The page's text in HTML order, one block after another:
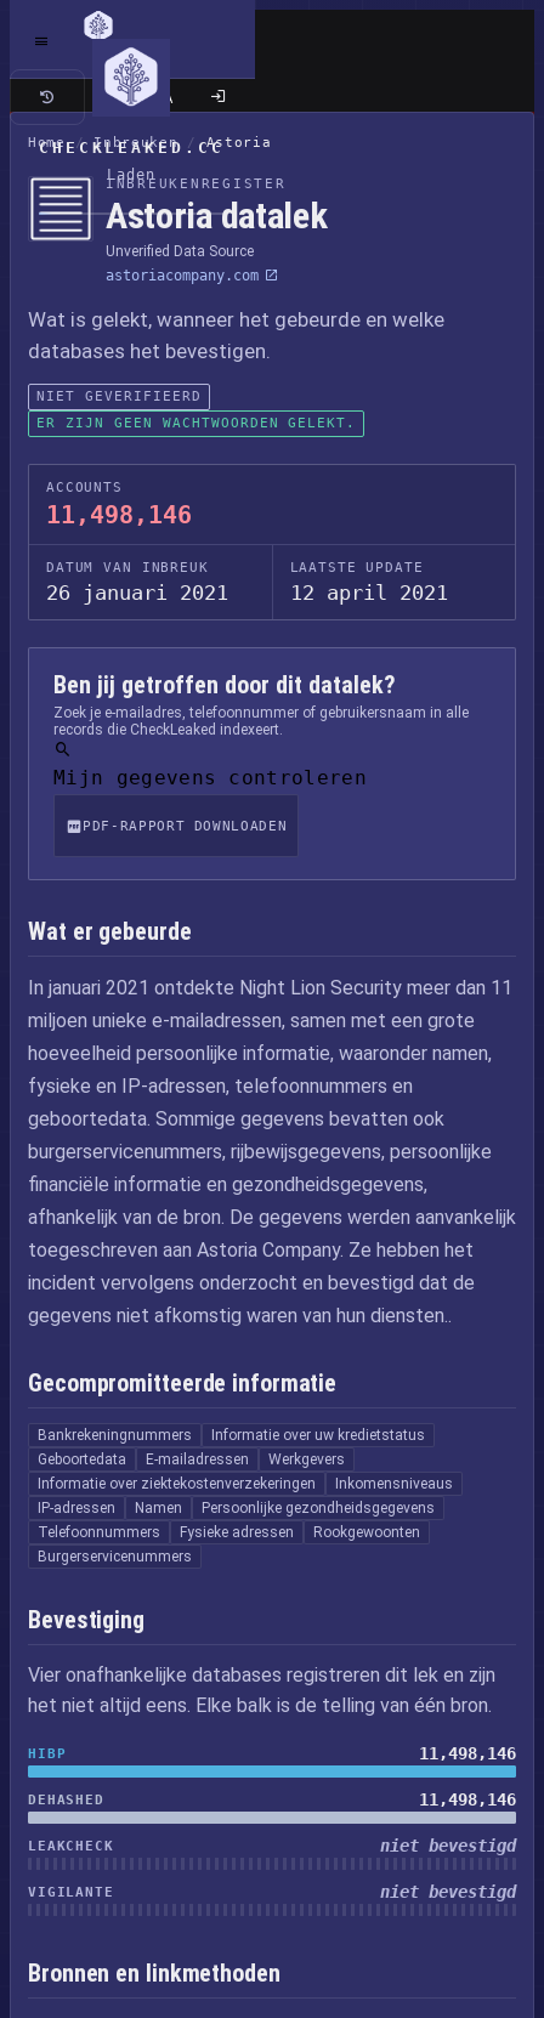
CHECKLEAKED.CC
Laden
Klassieke site
Home / Inbreuken / Astoria
INBREUKENREGISTER
Astoria datalek
Unverified Data Source
astoriacompany.com
Wat is gelekt, wanneer het gebeurde en welke
databases het bevestigen.
NIET GEVERIFIEERD
ER ZIJN GEEN WACHTWOORDEN GELEKT.
ACCOUNTS
11,498,146
DATUM VAN INBREUK
26 januari 2021
LAATSTE UPDATE
12 april 2021
Ben jij getroffen door dit datalek?
Zoek je e-mailadres, telefoonnummer of gebruikersnaam in alle
records die CheckLeaked indexeert.
Mijn gegevens controleren
PDF-RAPPORT DOWNLOADEN
Wat er gebeurde
In januari 2021 ontdekte Night Lion Security meer dan 11
miljoen unieke e-mailadressen, samen met een grote
hoeveelheid persoonlijke informatie, waaronder namen,
fysieke en IP-adressen, telefoonnummers en
geboortedata. Sommige gegevens bevatten ook
burgerservicenummers, rijbewijsgegevens, persoonlijke
financiële informatie en gezondheidsgegevens,
afhankelijk van de bron. De gegevens werden aanvankelijk
toegeschreven aan Astoria Company. Ze hebben het
incident vervolgens onderzocht en bevestigd dat de
gegevens niet afkomstig waren van hun diensten..
Gecompromitteerde informatie
Bankrekeningnummers
Informatie over uw kredietstatus
Geboortedata
E-mailadressen
Werkgevers
Informatie over ziektekostenverzekeringen
Inkomensniveaus
IP-adressen
Namen
Persoonlijke gezondheidsgegevens
Telefoonnummers
Fysieke adressen
Rookgewoonten
Burgerservicenummers
Bevestiging
Vier onafhankelijke databases registreren dit lek en zijn
het niet altijd eens. Elke balk is de telling van één bron.
HIBP 11,498,146
DEHASHED 11,498,146
LEAKCHECK niet bevestigd
VIGILANTE niet bevestigd
Bronnen en linkmethoden